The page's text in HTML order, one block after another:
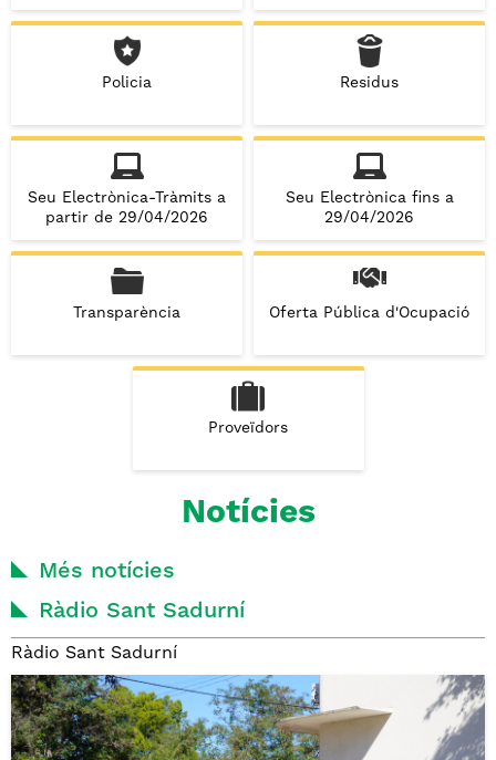
Policia Residus
Seu Electrònica-Tràmits a
partir de 29/04/2026
Seu Electrònica fins a
29/04/2026
Transparència Oferta Pública d'Ocupació
Proveïdors
Notícies
Més notícies
Ràdio Sant Sadurní
Ràdio Sant Sadurní